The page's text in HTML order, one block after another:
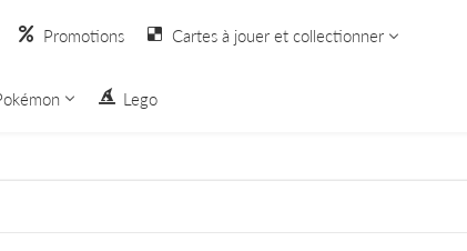
Promotions Cartes à jouer et collectionner
Lego